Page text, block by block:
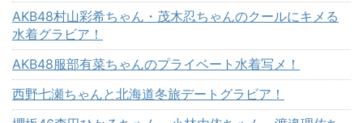
AKB48村山彩希ちゃん・茂木忍ちゃんのクールにキメる
水着グラビア！
AKB48服部有菜ちゃんのプライベート水着写メ！
西野七瀬ちゃんと北海道冬旅デートグラビア！